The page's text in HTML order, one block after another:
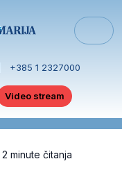
+385 1 2327000
Video stream
2 minute čitanja